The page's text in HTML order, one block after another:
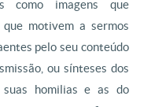
como imagens que
motivem a sermos
pelo seu conteúdo
ou sínteses dos
suas homilias e as do